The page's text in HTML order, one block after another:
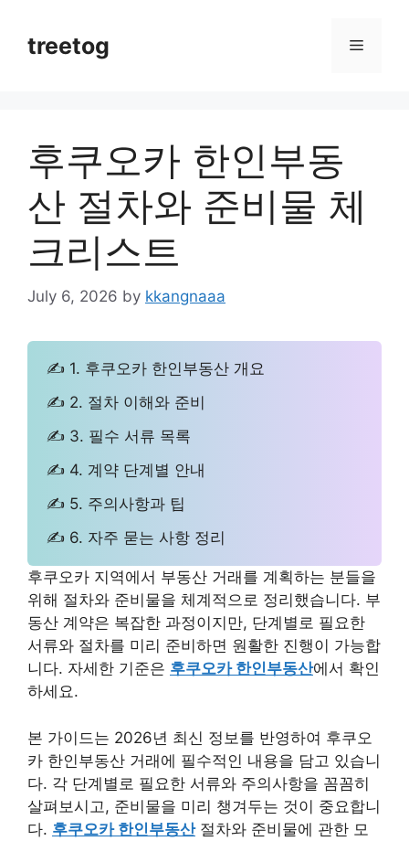
contenttreetog Menu
후쿠오카 한인부동
산 절차와 준비물 체
크리스트
July 6, 2026 by kkangnaaa
✍ 1. 후쿠오카 한인부동산 개요
✍ 2. 절차 이해와 준비
✍ 3. 필수 서류 목록
✍ 4. 계약 단계별 안내
✍ 5. 주의사항과 팁
✍ 6. 자주 묻는 사항 정리
후쿠오카 지역에서 부동산 거래를 계획하는 분들을
위해 절차와 준비물을 체계적으로 정리했습니다. 부
동산 계약은 복잡한 과정이지만, 단계별로 필요한
서류와 절차를 미리 준비하면 원활한 진행이 가능합
니다. 자세한 기준은 후쿠오카 한인부동산에서 확인
하세요.
본 가이드는 2026년 최신 정보를 반영하여 후쿠오
카 한인부동산 거래에 필수적인 내용을 담고 있습니
다. 각 단계별로 필요한 서류와 주의사항을 꼼꼼히
살펴보시고, 준비물을 미리 챙겨두는 것이 중요합니
다. 후쿠오카 한인부동산절차와 준비물에 관한 모